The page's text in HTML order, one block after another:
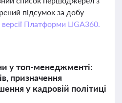
підсумок за добу
версії Платформи LIGA360.
у топ-менеджменті:
призначення
у кадровій політиці